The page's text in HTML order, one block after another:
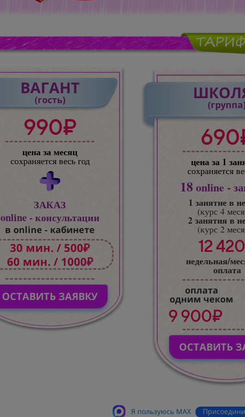
ВАГАНТ
(гость)
990₽
цена за месяц
сохраняется весь год
ЗАКАЗ
online - консультации
в online - кабинете
30 мин. / 500₽
60 мин. / 1000₽
ОСТАВИТЬ ЗАЯВКУ
цена за 1
сохраняется
18online -
1 занятие в
(курс 4
2 занятия в
(курс 2
12
недельная/
оплата
оплата
одним чеком
9 900₽
ОСТАВИТЬ
Я пользуюсь MАХ